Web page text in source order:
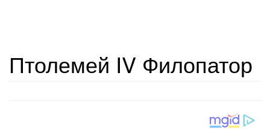
Птолемей IV Филопатор